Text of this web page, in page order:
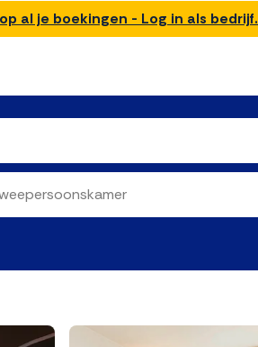
al je boekingen - Log in als bedrijf.